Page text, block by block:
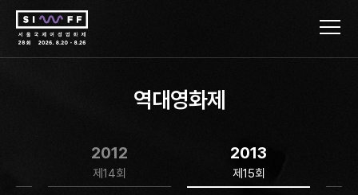
역대영화제
2012
제14회
2013
제15회